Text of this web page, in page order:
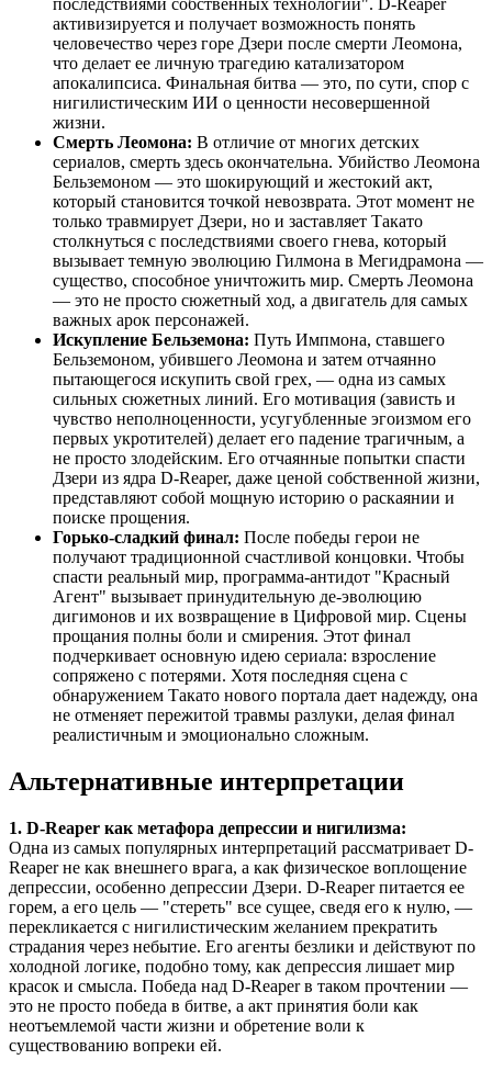
последствиями собственных технологий". D-Reaper
активизируется и получает возможность понять
человечество через горе Дзери после смерти Леомона,
что делает ее личную трагедию катализатором
апокалипсиса. Финальная битва — это, по сути, спор с
нигилистическим ИИ о ценности несовершенной
жизни.
Смерть Леомона: В отличие от многих детских
сериалов, смерть здесь окончательна. Убийство Леомона
Бельземоном — это шокирующий и жестокий акт,
который становится точкой невозврата. Этот момент не
только травмирует Дзери, но и заставляет Такато
столкнуться с последствиями своего гнева, который
вызывает темную эволюцию Гилмона в Мегидрамона —
существо, способное уничтожить мир. Смерть Леомона
— это не просто сюжетный ход, а двигатель для самых
важных арок персонажей.
Искупление Бельземона: Путь Импмона, ставшего
Бельземоном, убившего Леомона и затем отчаянно
пытающегося искупить свой грех, — одна из самых
сильных сюжетных линий. Его мотивация (зависть и
чувство неполноценности, усугубленные эгоизмом его
первых укротителей) делает его падение трагичным, а
не просто злодейским. Его отчаянные попытки спасти
Дзери из ядра D-Reaper, даже ценой собственной жизни,
представляют собой мощную историю о раскаянии и
поиске прощения.
Горько-сладкий финал: После победы герои не
получают традиционной счастливой концовки. Чтобы
спасти реальный мир, программа-антидот "Красный
Агент" вызывает принудительную де-эволюцию
дигимонов и их возвращение в Цифровой мир. Сцены
прощания полны боли и смирения. Этот финал
подчеркивает основную идею сериала: взросление
сопряжено с потерями. Хотя последняя сцена с
обнаружением Такато нового портала дает надежду, она
не отменяет пережитой травмы разлуки, делая финал
реалистичным и эмоционально сложным.
Альтернативные интерпретации
1. D-Reaper как метафора депрессии и нигилизма:
Одна из самых популярных интерпретаций рассматривает D-
Reaper не как внешнего врага, а как физическое воплощение
депрессии, особенно депрессии Дзери. D-Reaper питается ее
горем, а его цель — "стереть" все сущее, сведя его к нулю, —
перекликается с нигилистическим желанием прекратить
страдания через небытие. Его агенты безлики и действуют по
холодной логике, подобно тому, как депрессия лишает мир
красок и смысла. Победа над D-Reaper в таком прочтении —
это не просто победа в битве, а акт принятия боли как
неотъемлемой части жизни и обретение воли к
существованию вопреки ей.